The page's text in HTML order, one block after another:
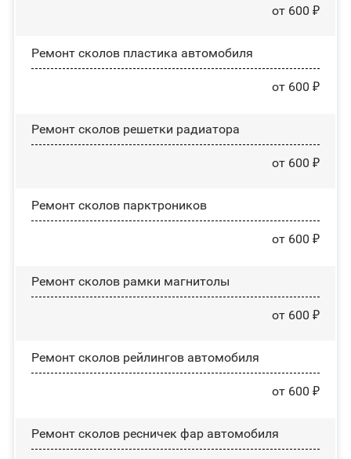
от 600 ₽
Ремонт сколов пластика автомобиля
от 600 ₽
Ремонт сколов решетки радиатора
от 600 ₽
Ремонт сколов парктроников
от 600 ₽
Ремонт сколов рамки магнитолы
от 600 ₽
Ремонт сколов рейлингов автомобиля
от 600 ₽
Ремонт сколов ресничек фар автомобиля